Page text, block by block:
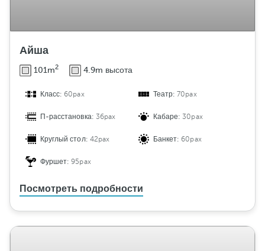
е
л
Айша
101m2 4.9m высота
Класс:60pax Театр:70pax
П-расстановка: 36pax Кабаре:30pax
Круглый стол: 42pax Банкет:60pax
Фуршет:95pax
Посмотреть подробности